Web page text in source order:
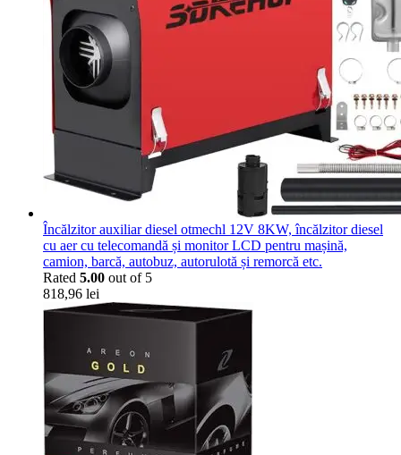
Încălzitor auxiliar diesel otmechl 12V 8KW, încălzitor diesel
cu aer cu telecomandă și monitor LCD pentru mașină,
camion, barcă, autobuz, autorulotă și remorcă etc.
Rated 5.00 out of 5
818,96 lei